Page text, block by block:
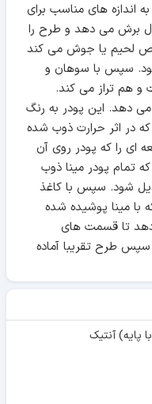
اندازه های مناسب برای
برش می دهد و طرح را
لحیم یا جوش می کند
سپس با سوهان و
و هم تراز می کند.
دهد. این پودر به رنگ
در اثر حرارت ذوب شده
ای را که پودر روی آن
تمام پودر مینا ذوب
شود. سپس با کاغذ
با مینا پوشیده شده
دهد تا قسمت های
سپس طرح تقریبا آماده
پایه) آنتیک